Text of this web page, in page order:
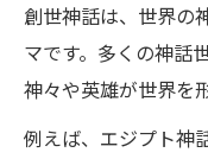
創世神話は、世界の
マです。多くの神話
神々や英雄が世界を
例えば、エジプト神